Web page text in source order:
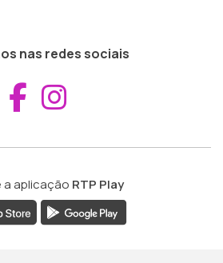
nas redes sociais
Aceder ao
a aplicação RTP Play